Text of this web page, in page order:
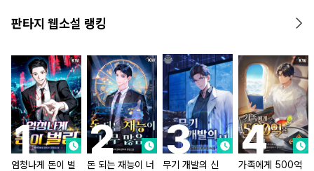
판타지 웹소설 랭킹
엄청나게 돈이 벌
돈 되는 재능이 너
무기 개발의 신
가족에게 500억